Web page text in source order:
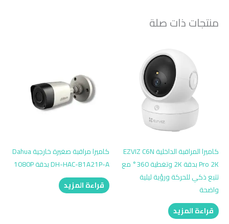
منتجات ذات صلة
كاميرا المراقبة الداخلية EZVIZ C6N
Pro 2K بدقة 2K وتغطية 360° مع
تتبع ذكي للحركة ورؤية ليلية
واضحة
قراءة المزيد
كاميرا مراقبة صغيرة خارجية Dahua
DH-HAC-B1A21P-A بدقة 1080P
قراءة المزيد